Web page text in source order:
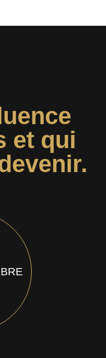
et qui